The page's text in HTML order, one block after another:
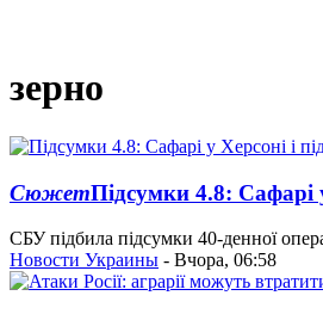
зерно
СюжетПідсумки 4.8: Сафарі
СБУ підбила підсумки 40-денної
Новости Украины - Вчора, 06:58